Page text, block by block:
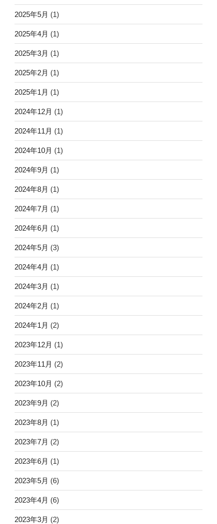
2025年5月 (1)
2025年4月 (1)
2025年3月 (1)
2025年2月 (1)
2025年1月 (1)
2024年12月 (1)
2024年11月 (1)
2024年10月 (1)
2024年9月 (1)
2024年8月 (1)
2024年7月 (1)
2024年6月 (1)
2024年5月 (3)
2024年4月 (1)
2024年3月 (1)
2024年2月 (1)
2024年1月 (2)
2023年12月 (1)
2023年11月 (2)
2023年10月 (2)
2023年9月 (2)
2023年8月 (1)
2023年7月 (2)
2023年6月 (1)
2023年5月 (6)
2023年4月 (6)
2023年3月 (2)